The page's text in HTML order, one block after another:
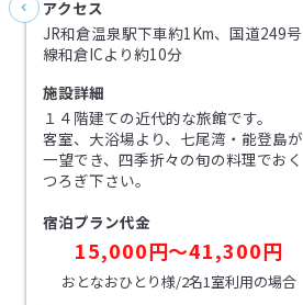
アクセス
JR和倉温泉駅下車約1Km、国道249号
線和倉ICより約10分
施設詳細
１４階建ての近代的な旅館です。
客室、大浴場より、七尾湾・能登島が
一望でき、四季折々の旬の料理でおく
つろぎ下さい。
宿泊プラン代金
15,000円〜41,300円
おとなおひとり様/2名1室利用の場合